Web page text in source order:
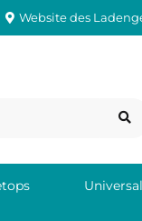
Website des